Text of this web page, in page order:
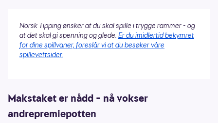
Norsk Tipping ønsker at du skal spille i trygge rammer - og
at det skal gi spenning og glede. Er du imidlertid bekymret
for dine spillvaner, foreslår vi at du besøker våre
spillevettsider.
Makstaket er nådd – nå vokser
andrepremiepotten